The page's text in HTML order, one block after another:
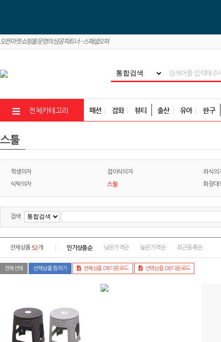
전체카테고리 패션 잡화 뷰티 출산 유아 완구
스툴
학생의자 접이식의자 좌식의
식탁의자 스툴 화장대
검색
전체상품 52개 인기상품순 낮은가격순 높은가격순 최근등록순
전체선택 선택상품 찜하기 전체상품 DB다운로드 선택상품 DB다운로드